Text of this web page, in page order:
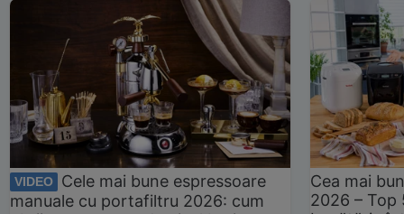
VIDEO
Cele mai bune espressoare
manuale cu portafiltru 2026: cum
Cea mai
2026 –